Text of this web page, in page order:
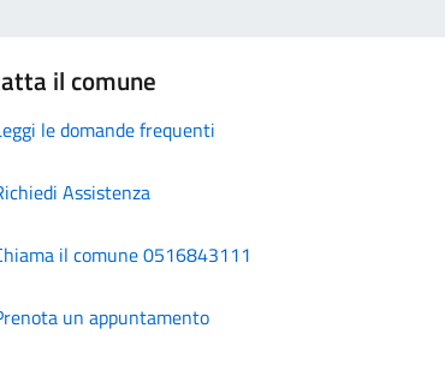
il comune
le domande frequenti
Assistenza
il comune 0516843111
un appuntamento